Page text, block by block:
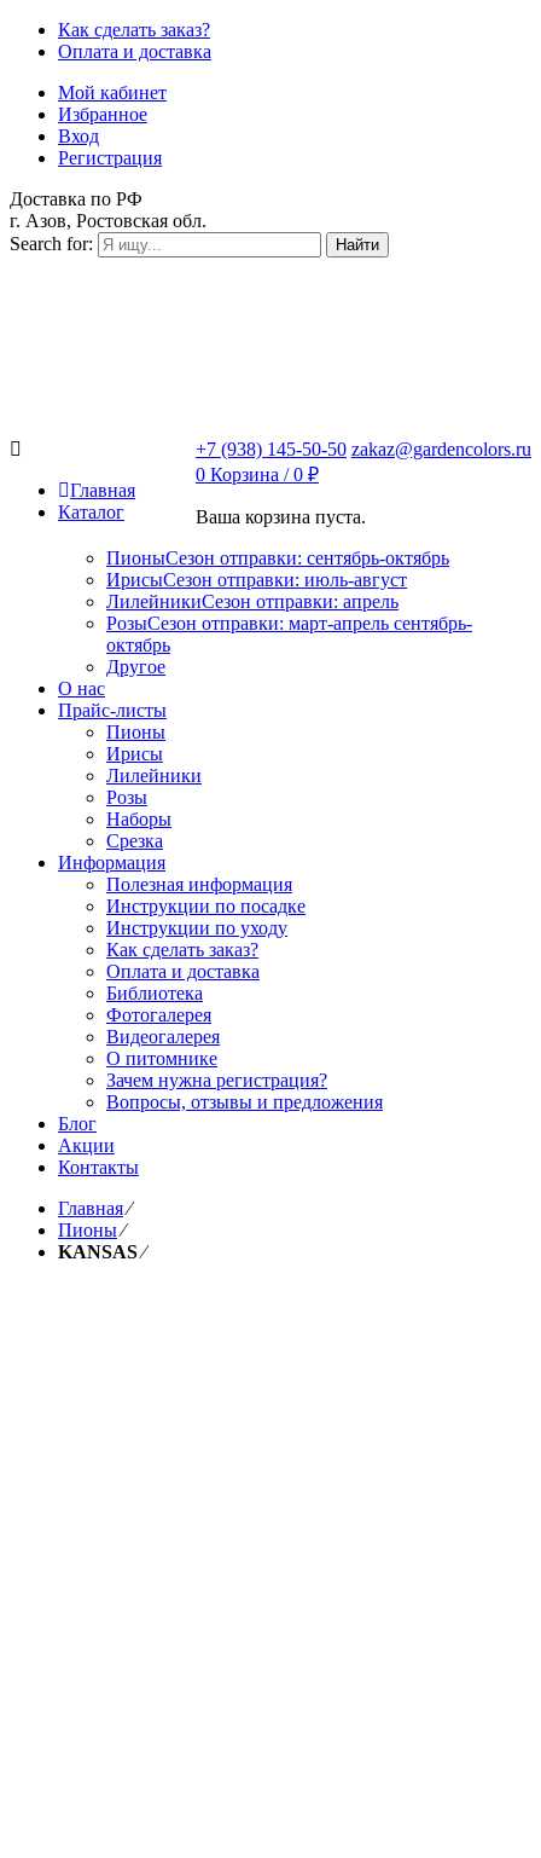
Как сделать заказ?
Оплата и доставка
Мой кабинет
Избранное
Вход
Регистрация
Доставка по РФ
г. Азов, Ростовская обл.
Search for:
Найти
+7 (938) 145-50-50 zakaz@gardencolors.ru
0 Корзина /0 ₽
Ваша корзина пуста.
Главная
Каталог
ПионыСезон отправки: сентябрь-октябрь
ИрисыСезон отправки: июль-август
ЛилейникиСезон отправки: апрель
РозыСезон отправки: март-апрель сентябрь-
октябрь
Другое
О нас
Прайс-листы
Пионы
Ирисы
Лилейники
Розы
Наборы
Срезка
Информация
Полезная информация
Инструкции по посадке
Инструкции по уходу
Как сделать заказ?
Оплата и доставка
Библиотека
Фотогалерея
Видеогалерея
О питомнике
Зачем нужна регистрация?
Вопросы, отзывы и предложения
Блог
Акции
Контакты
Главная⁄
Пионы⁄
KANSAS⁄